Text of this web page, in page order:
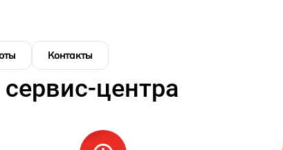
Контакты
центра